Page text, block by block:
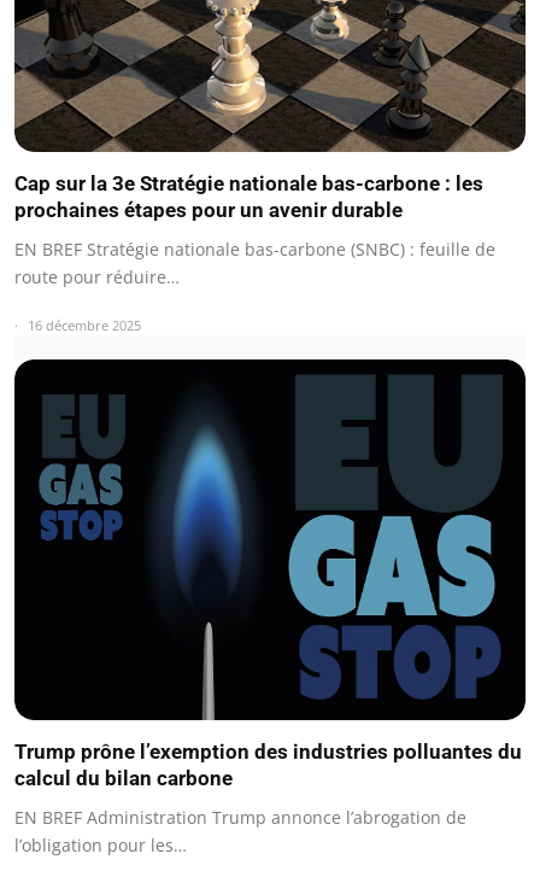
Cap sur la 3e Stratégie nationale bas-carbone : les
prochaines étapes pour un avenir durable
EN BREF Stratégie nationale bas-carbone (SNBC) : feuille de
route pour réduire…
16 décembre 2025
Trump prône l’exemption des industries polluantes du
calcul du bilan carbone
EN BREF Administration Trump annonce l’abrogation de
l’obligation pour les…